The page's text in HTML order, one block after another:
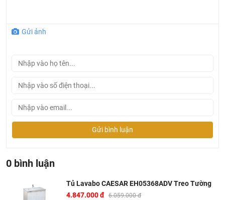
Ở đâu mua tủ lavabo Caesar chính hãng và giá rẻ nhất
Khalinguyen.vn là đơn vị cung cấp sản
Caesar
chúng tôi cam kết các sản phẩm Caesar được phân phối
bởi Khalinguyen.vn là chính hãng.
Gửi ảnh
Gửi bình luận
0 bình luận
Tủ Lavabo CAESAR EH05368ADV Treo Tường
4.847.000 đ 6.059.000 đ